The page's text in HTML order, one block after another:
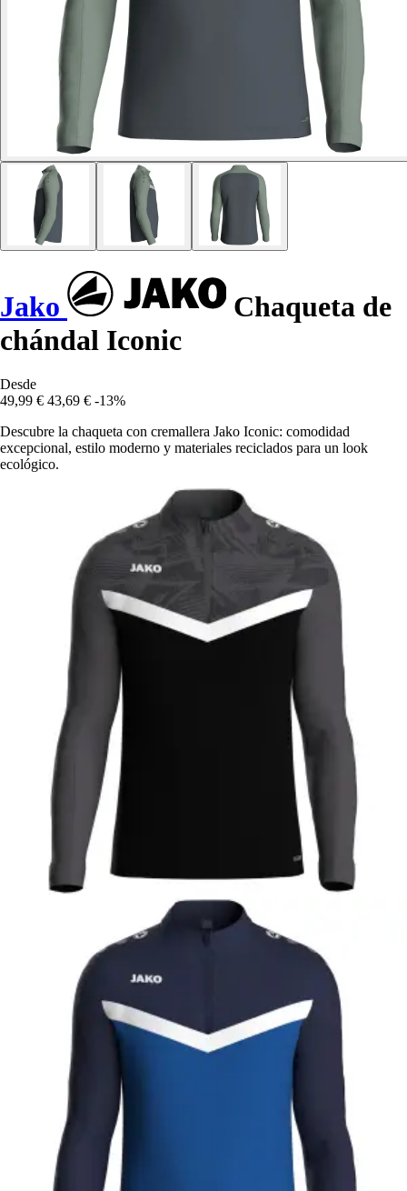
Jako
Chaqueta de
chándal Iconic
Desde
49,99 € 43,69 € -13%
Descubre la chaqueta con cremallera Jako Iconic: comodidad
excepcional, estilo moderno y materiales reciclados para un look
ecológico.